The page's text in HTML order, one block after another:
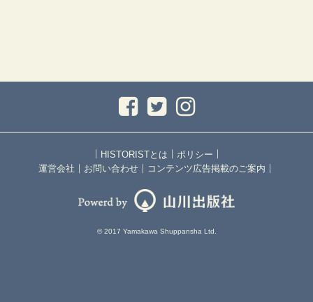
｜ HISTORISTとは ｜ ポリシー ｜
運営会社 ｜ お問い合わせ ｜ コンテンツ広告掲載のご案内 ｜
© 2017 Yamakawa Shuppansha Ltd.